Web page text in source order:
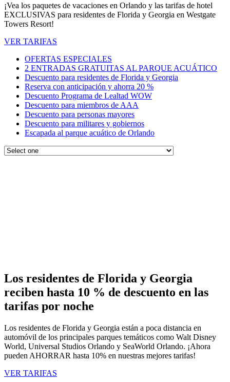
¡Vea los paquetes de vacaciones en Orlando y las tarifas de hotel
EXCLUSIVAS para residentes de Florida y Georgia en Westgate
Towers Resort!
VER TARIFAS
OFERTAS ESPECIALES
2 ENTRADAS GRATUITAS AL PARQUE ACUÁTICO
Descuento para residentes de Florida y Georgia
Reserva con anticipación y ahorra 20 %
Descuento Programa de Lealtad WOW
Descuento para miembros de AAA
Descuento para personas mayores
Descuento para militares y gobiernos
Escapada al parque acuático de Orlando
Los residentes de Florida y Georgia
reciben hasta 10 % de descuento en las
tarifas por noche
Los residentes de Florida y Georgia están a poca distancia en
automóvil de los principales parques temáticos como Walt Disney
World, Universal Studios Orlando y SeaWorld Orlando. ¡Ahora
pueden AHORRAR hasta 10% en nuestras mejores tarifas!
VER TARIFAS